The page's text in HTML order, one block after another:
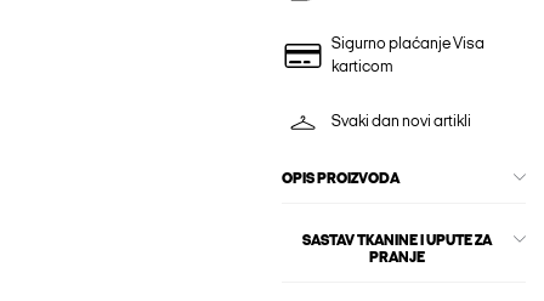
Sigurno plaćanje Visa
karticom
Svaki dan novi artikli
OPIS PROIZVODA
SASTAV TKANINE I UPUTE ZA
PRANJE